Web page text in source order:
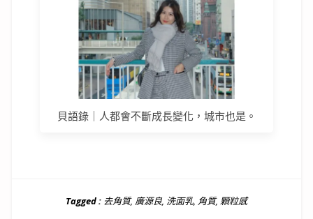
貝語錄｜人都會不斷成長變化，城市也是。
Tagged : 去角質, 廣源良, 洗面乳, 角質, 顆粒感